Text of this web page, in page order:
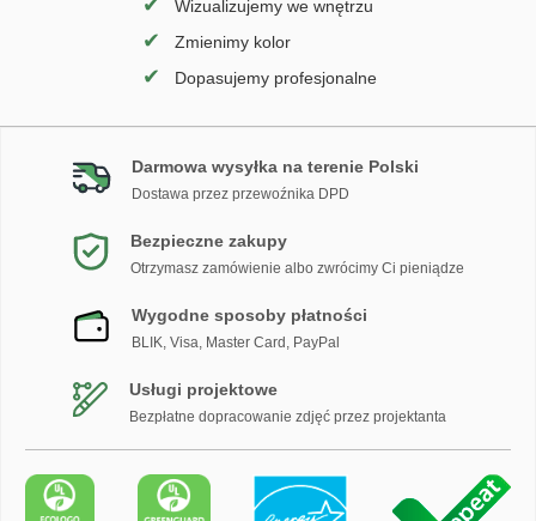
Wizualizujemy we wnętrzu
✔ Zmienimy kolor
✔ Dopasujemy profesjonalne
Darmowa wysyłka na terenie Polski
Dostawa przez przewoźnika DPD
Bezpieczne zakupy
Otrzymasz zamówienie albo zwrócimy Ci pieniądze
Wygodne sposoby płatności
BLIK, Visa, Master Card, PayPal
Usługi projektowe
Bezpłatne dopracowanie zdjęć przez projektanta